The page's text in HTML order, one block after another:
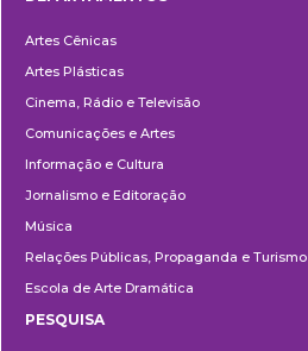
Artes Cênicas
Artes Plásticas
Cinema, Rádio e Televisão
Comunicações e Artes
Informação e Cultura
Jornalismo e Editoração
Música
Relações Públicas, Propaganda e Turismo
Escola de Arte Dramática
PESQUISA